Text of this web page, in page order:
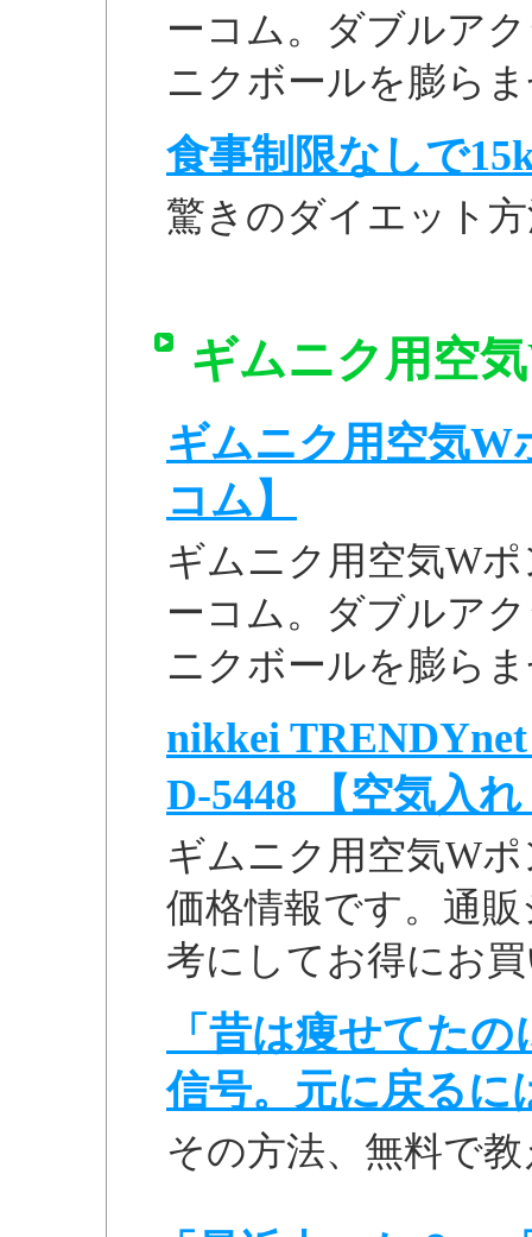
ーコム。ダブルア
ニクボールを膨ら
食事制限なしで
驚きのダイエット
ギムニク用空
ギムニク用空気W
コム】
ギムニク用空気W
ーコム。ダブルア
ニクボールを膨ら
nikkei
D-5448 【空気入
ギムニク用空気W
価格情報です。通
考にしてお得にお
「昔は痩せてた
信号。元に戻るに
その方法、無料で